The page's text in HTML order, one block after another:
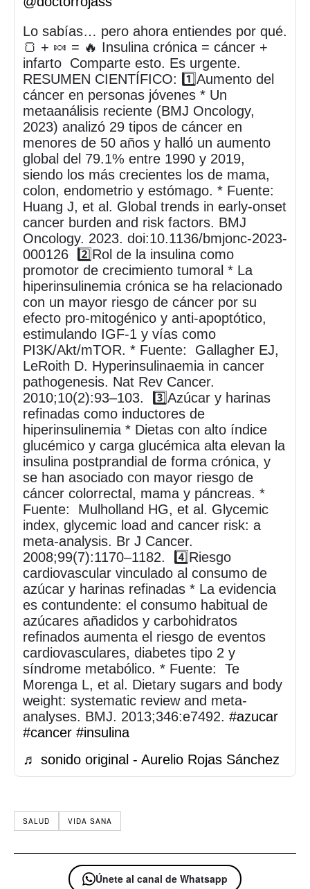
Lo sabías… pero ahora entiendes por qué.
🍞 + 🍬 = 🔥 Insulina crónica = cáncer +
infarto Comparte esto. Es urgente.
RESUMEN CIENTÍFICO: 1️⃣Aumento del
cáncer en personas jóvenes * Un
metaanálisis reciente (BMJ Oncology,
2023) analizó 29 tipos de cáncer en
menores de 50 años y halló un aumento
global del 79.1% entre 1990 y 2019,
siendo los más crecientes los de mama,
colon, endometrio y estómago. * Fuente:
Huang J, et al. Global trends in early-onset
cancer burden and risk factors. BMJ
Oncology. 2023. doi:10.1136/bmjonc-2023-
000126 2️⃣Rol de la insulina como
promotor de crecimiento tumoral * La
hiperinsulinemia crónica se ha relacionado
con un mayor riesgo de cáncer por su
efecto pro-mitogénico y anti-apoptótico,
estimulando IGF-1 y vías como
PI3K/Akt/mTOR. * Fuente: Gallagher EJ,
LeRoith D. Hyperinsulinaemia in cancer
pathogenesis. Nat Rev Cancer.
2010;10(2):93–103. 3️⃣Azúcar y harinas
refinadas como inductores de
hiperinsulinemia * Dietas con alto índice
glucémico y carga glucémica alta elevan la
insulina postprandial de forma crónica, y
se han asociado con mayor riesgo de
cáncer colorrectal, mama y páncreas. *
Fuente: Mulholland HG, et al. Glycemic
index, glycemic load and cancer risk: a
meta-analysis. Br J Cancer.
2008;99(7):1170–1182. 4️⃣Riesgo
cardiovascular vinculado al consumo de
azúcar y harinas refinadas * La evidencia
es contundente: el consumo habitual de
azúcares añadidos y carbohidratos
refinados aumenta el riesgo de eventos
cardiovasculares, diabetes tipo 2 y
síndrome metabólico. * Fuente: Te
Morenga L, et al. Dietary sugars and body
weight: systematic review and meta-
analyses. BMJ. 2013;346:e7492. #azucar
#cancer #insulina
♬ sonido original - Aurelio Rojas Sánchez
SALUD VIDA SANA
Únete al canal de Whatsapp